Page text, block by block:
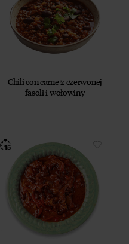
Chili con carne z czerwonej
fasoli i wołowiny